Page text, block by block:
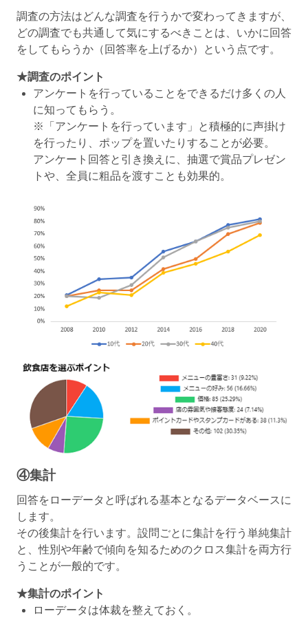
調査の方法はどんな調査を行うかで変わってきますが、
どの調査でも共通して気にするべきことは、いかに回答
をしてもらうか（回答率を上げるか）という点です。
★調査のポイント
アンケートを行っていることをできるだけ多くの人
に知ってもらう。
※「アンケートを行っています」と積極的に声掛け
を行ったり、ポップを置いたりすることが必要。
アンケート回答と引き換えに、抽選で賞品プレゼン
トや、全員に粗品を渡すことも効果的。
④集計
回答をローデータと呼ばれる基本となるデータベースに
します。
その後集計を行います。設問ごとに集計を行う単純集計
と、性別や年齢で傾向を知るためのクロス集計を両方行
うことが一般的です。
★集計のポイント
ローデータは体裁を整えておく。